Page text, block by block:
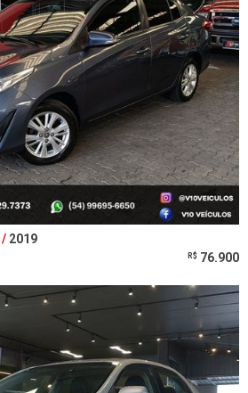
2019
R$ 76.900